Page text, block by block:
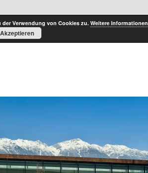
Verwendung von Cookies zu. Weitere Informationen
Akzeptieren